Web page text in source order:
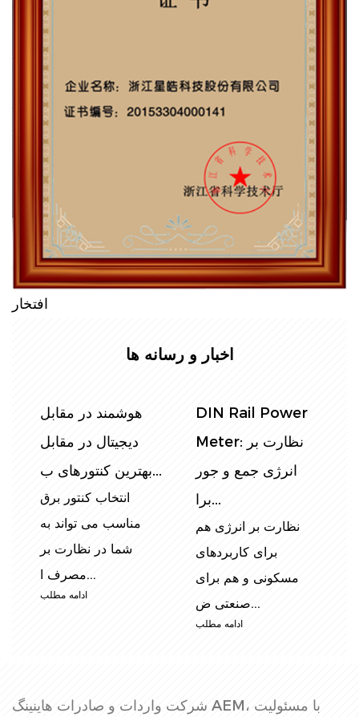
افتخار
اخبار و رسانه ها
هوشمند در مقابل
دیجیتال در مقابل
بهترین کنتورهای ب...
انتخاب کنتور برق
مناسب می تواند به
شما در نظارت بر
مصرف ا...
ادامه مطلب
DIN Rail Power
Meter: نظارت بر
انرژی جمع و جور
برا...
نظارت بر انرژی هم
برای کاربردهای
مسکونی و هم برای
صنعتی ض...
ادامه مطلب
شرکت واردات و صادرات هاینینگ AEM، با مسئولیت